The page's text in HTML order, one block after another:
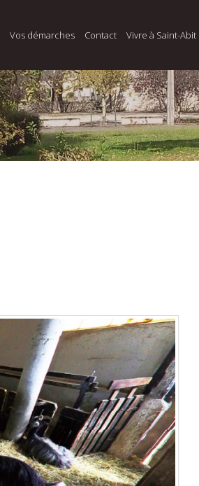
Vos démarches Contact Vivre à Saint-Abit